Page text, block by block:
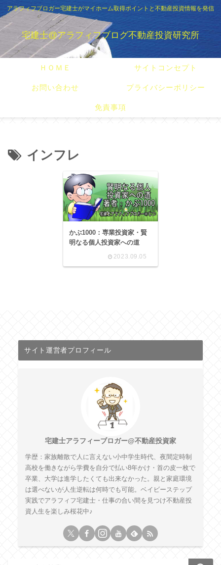
アラフィフブロガー宅建士がマイホーム取得ポイントと不動産投資情報を発信
宅建士@アラフィフブログ不動産投資研究所
ＨＯＭＥ サイトコンセプト
お問い合わせ プライバシーポリシー
免責事項
インフレ
かぶ1000：専業投資家・賢
明なる個人投資家への道
2023.09.05
サイト運営者プロフィール
宅建士アラフィーブロガー@不動産投資家
学歴：家族離散で人に言えない小中学生時代、夜間定時制
高校を働きながら学費を自分で払い8年かけ・首の皮一枚で
卒業、大学は進学したくても出来なかった。親と家庭環境
は選べないが人生逆転は何時でも可能。ベイビーステップ
実践でアラフィフ宅建士・仕事の合い間を見つけ不動産投
資人生を楽しみ桜花中♪